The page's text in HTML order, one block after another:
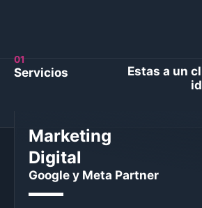
Estas a un
01
Servicios
Marketing
Digital
Google y Meta Partner